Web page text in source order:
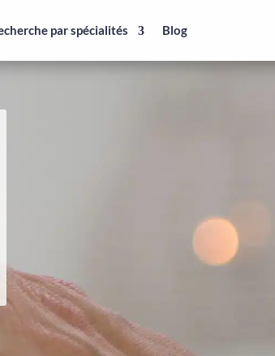
par spécialités Blog